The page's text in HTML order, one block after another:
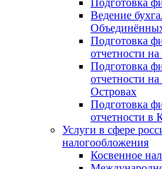
Подготовка
Ведение
Подготовка
отчетности
Подготовка
отчетности
Островах
Подготовка
отчетности в
Услуги в сфере
налогообложения
Косвенное